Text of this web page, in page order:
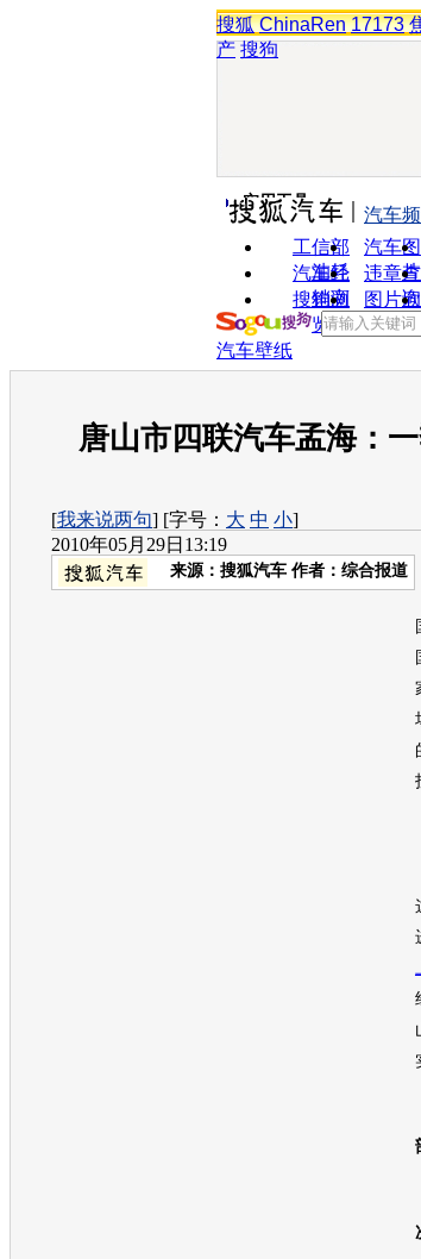
搜狐 ChinaRen 17173
产 搜狗
实用工具
工信部
油耗
汽车图
片
汽车经
销商
违章查
询
搜狗浏
览器
图片欣
赏
汽车
汽车壁纸
唐山市四联汽车孟海：
[我来说两句] [字号： 大 中 小]
2010年05月29日13:19
来源： 搜狐汽车 作者：综合报道